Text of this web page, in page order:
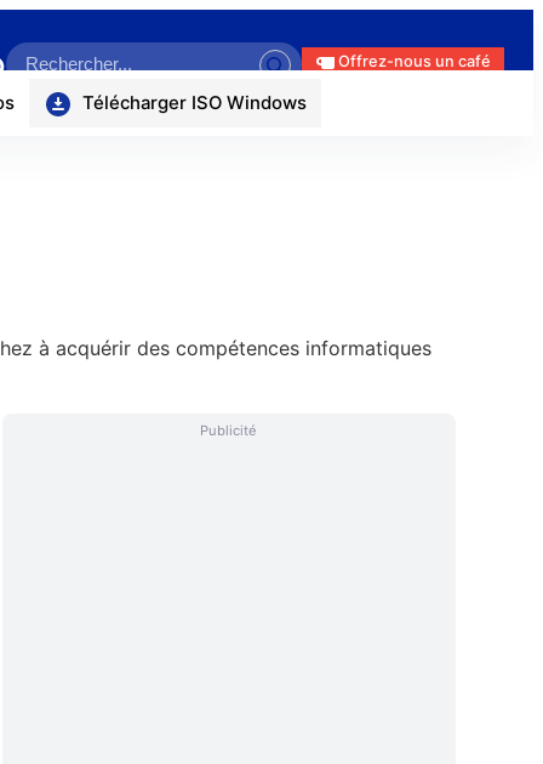
Search Offrez-nous un café
Télécharger ISO Windows
à acquérir des compétences informatiques
Publicité